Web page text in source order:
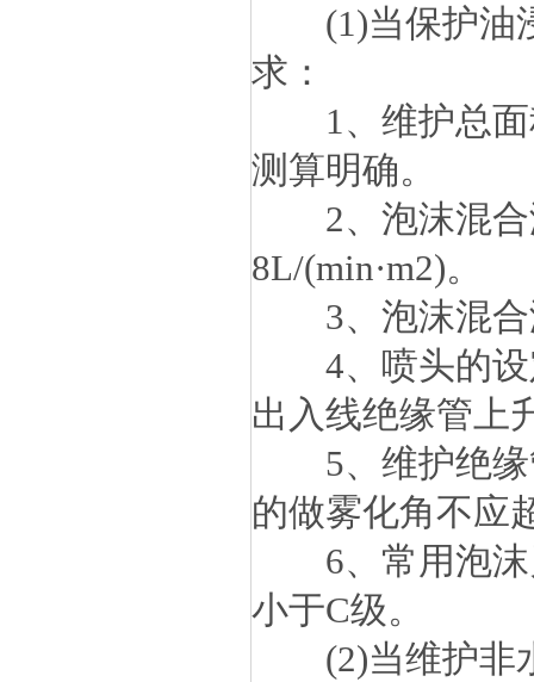
(1)当保护油浸
求：
1、维护总面
测算明确。
2、泡沫混合
8L/(min·m2)。
3、泡沫混合
4、喷头的设
出入线绝缘管上
5、维护绝缘
的做雾化角不应
6、常用泡沫
小于C级。
(2)当维护非水